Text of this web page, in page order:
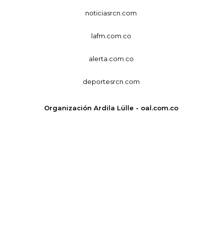
noticiasrcn.com
lafm.com.co
alerta.com.co
deportesrcn.com
Organización Ardila Lülle - oal.com.co